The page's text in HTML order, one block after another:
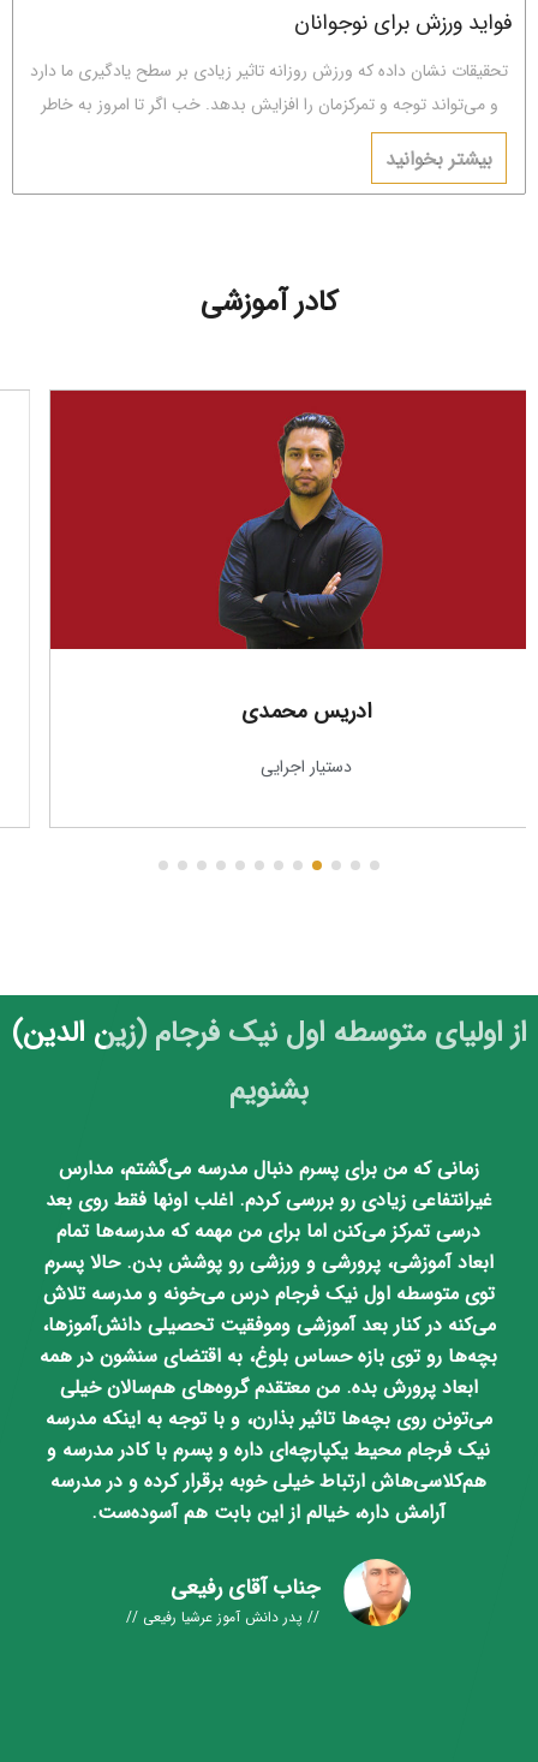
فواید ورزش برای نوجوانان
تحقیقات نشان داده که ورزش روزانه تاثیر زیادی بر سطح یادگیری ما دارد
و می‌تواند توجه و تمرکزمان را افزایش بدهد. خب اگر تا امروز به خاطر
درس خواندن و مطالعه‌ی زیاد، چندان به ورزش علاقه‌مند نبودید یا ورزش
کردن را چندان جدی نمی‌گرفتید، وقتش است که از یک دریچه‌ی دیگر به
بیشتر بخوانید
کادر آموزشی
جواد شیرخدایی
دستیار معاونت فرهنگی
از اولیای متوسطه اول نیک فرجام (زین الدین)
بشنویم
"بدین وسیله مراتب سپاس خود را از تلاش و زحمات ارزشمند
و صادقانه کلیه معلمان و دست اندر کاران مدرسه نیک فرجام
در زمینه افزایش سطح علمی و فرهنگی دانش آموزان ،تقدیم
می‌ دارم. باعث افتخار است که فرزندم در چنین محیط
آرامش بخش توام با انرژی و نشاط با متدهای آموزشی
متناسب مشغول تحصیل میباشد. "
یحیی رضائیان
ولی دانش آموز مرتضی رضائیان